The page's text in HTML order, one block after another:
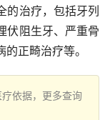
的治疗，包括牙列
伏阻生牙、严重骨
正畸治疗等。
依据，更多查询